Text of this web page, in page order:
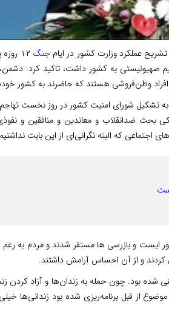
عملکرد وزارت کشور در ایام جنگ
۱۲
صهیونیستی به کشور داشت، تاکید کرد:
افراد وطن‌فروشی هستند که حاضرند به کشور
به تشکیل شورای امنیت کشور در روز نخست تهاجم
ضدانقلاب و معاندین و منافقین و
اجتماعی که البته نگرانی‌ای از این بابت
ایست و بازرسی ها مستقر شدند و مردم به رغم
کردند و از آن احساس آرامش داشتند.
بود. چون حمله به زندان‌ها و آزاد کردن
از قبل برنامه‌ریزی شده بود زندانی‌ها